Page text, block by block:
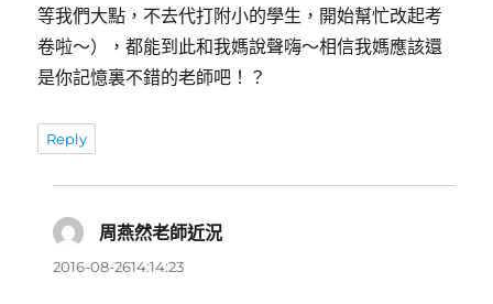
等我們大點，不去代打附小的學生，開始幫忙改起考
卷啦～），都能到此和我媽說聲嗨～相信我媽應該還
是你記憶裏不錯的老師吧！？
Reply
周燕然老師近況
2016-08-2614:14:23